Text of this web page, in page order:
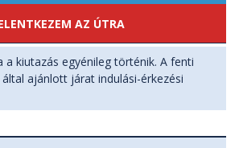
AZ ÚTRA
a kiutazás egyénileg történik. A fenti
ajánlott járat indulási-érkezési